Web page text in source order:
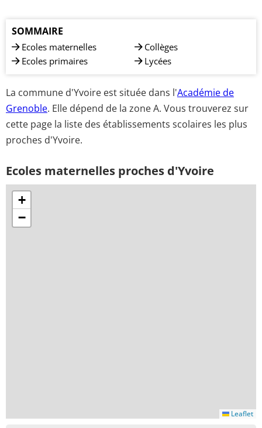
SOMMAIRE
Ecoles maternelles
Ecoles primaires
Collèges
Lycées
La commune d'Yvoire est située dans l'Académie de
Grenoble. Elle dépend de la zone A. Vous trouverez sur
cette page la liste des établissements scolaires les plus
proches d'Yvoire.
Ecoles maternelles proches d'Yvoire
+
−
Leaflet